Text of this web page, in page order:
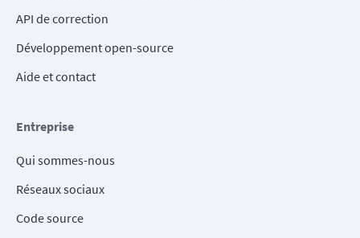
API de correction
Développement open-source
Aide et contact
Entreprise
Qui sommes-nous
Réseaux sociaux
Code source